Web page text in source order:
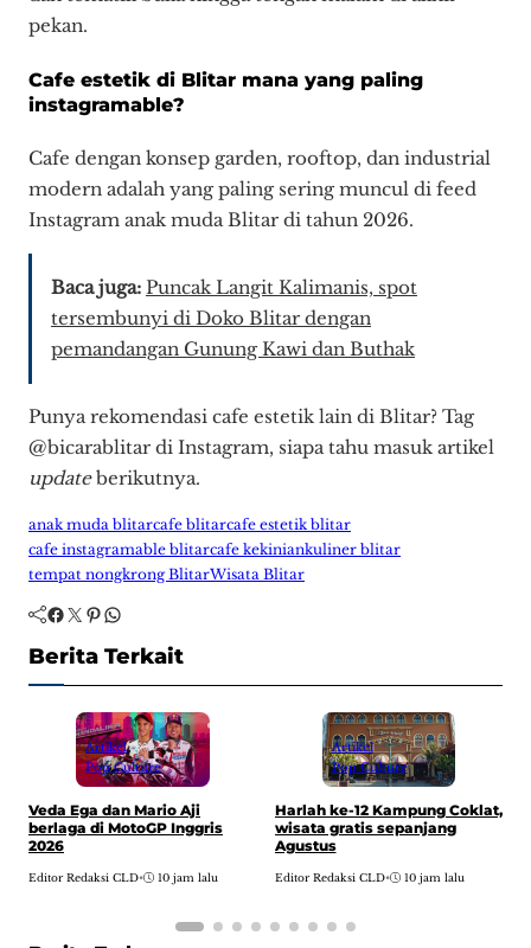
pekan.
Cafe estetik di Blitar mana yang paling
instagramable?
Cafe dengan konsep garden, rooftop, dan industrial
modern adalah yang paling sering muncul di feed
Instagram anak muda Blitar di tahun 2026.
Baca juga: Puncak Langit Kalimanis, spot
tersembunyi di Doko Blitar dengan
pemandangan Gunung Kawi dan Buthak
Punya rekomendasi cafe estetik lain di Blitar? Tag
@bicarablitar di Instagram, siapa tahu masuk artikel
updateberikutnya.
anak muda blitarcafe blitarcafe estetik blitar
cafe instagramable blitarcafe kekiniankuliner blitar
tempat nongkrong BlitarWisata Blitar
Facebook Twitter Pinterest WhatsApp
Berita Terkait
Artikel
Pop Culture
Veda Ega dan Mario Aji
berlaga di MotoGP Inggris
2026
Editor Redaksi CLD• 10 jam lalu
Artikel
Pop Culture
Harlah ke-12 Kampung Coklat,
wisata gratis sepanjang
Agustus
Editor Redaksi CLD• 10 jam lalu